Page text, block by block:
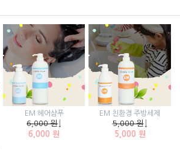
EM 헤어샴푸
6,000 원↓
6,000 원
EM 친환경 주방세제
5,000 원↓
5,000 원